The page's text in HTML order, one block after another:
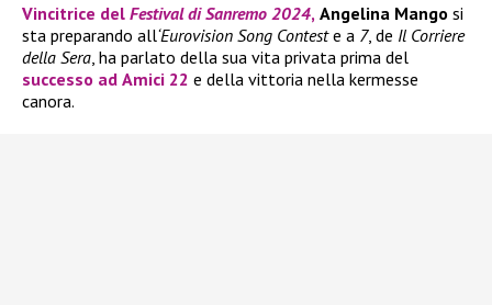
Vincitrice del Festival di Sanremo 2024, Angelina Mango si
sta preparando all‘Eurovision Song Conteste a 7, de Il Corriere
della Sera , ha parlato della sua vita privata prima del
successo ad Amici 22 e della vittoria nella kermesse
canora.